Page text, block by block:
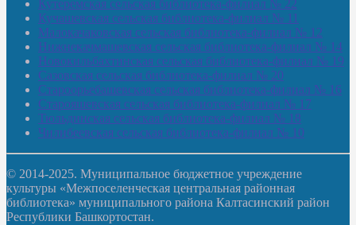
Кутеремская сельская библиотека-филиал № 22
Кучашевская сельская библиотека-филиал № 11
Малокачаковская сельская библиотека-филиал № 12
Нижнекачмашевская сельская библиотека-филиал № 14
Новокильбахтинская сельская библиотека-филиал № 19
Сазовская сельская библиотека-филиал № 20
Староорьебашевская сельская библиотека-филиал № 16
Старояшевская сельская библиотека-филиал № 17
Тюльдинская сельская библиотека-филиал № 18
Чилибеевская сельская библиотека-филиал № 10
© 2014-2025. Муниципальное бюджетное учреждение
культуры «Межпоселенческая центральная районная
библиотека» муниципального района Калтасинский район
Республики Башкортостан.